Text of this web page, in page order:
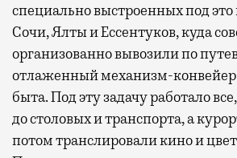
специально выстроенных под это
Сочи, Ялты и Ессентуков, куда
организованно вывозили по
отлаженный механизм-конвейер
быта. Под эту задачу работало
до столовых и транспорта, а
потом транслировали кино и